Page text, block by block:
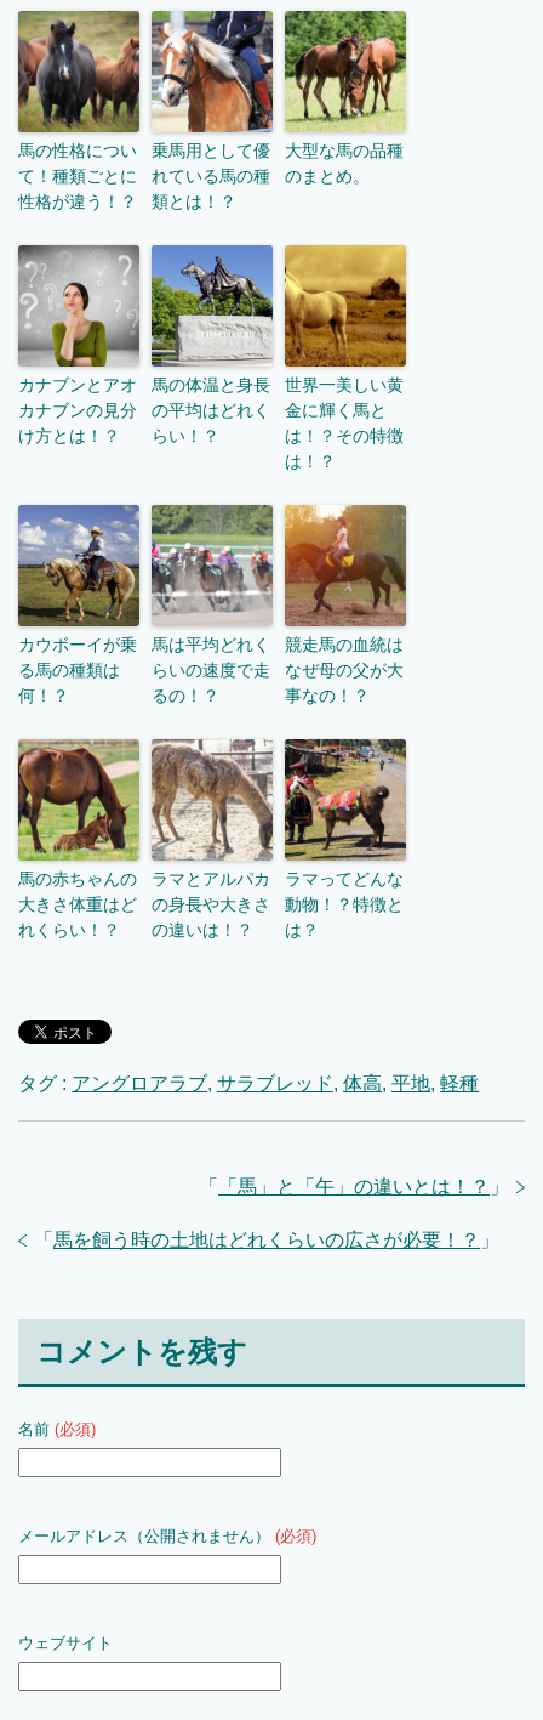
馬の性格につい
て！種類ごとに
性格が違う！？
乗馬用として優
れている馬の種
類とは！？
大型な馬の品種
のまとめ。
カナブンとアオ
カナブンの見分
け方とは！？
馬の体温と身長
の平均はどれく
らい！？
世界一美しい黄
金に輝く馬と
は！？その特徴
は！？
カウボーイが乗
る馬の種類は
何！？
馬は平均どれく
らいの速度で走
るの！？
競走馬の血統は
なぜ母の父が大
事なの！？
馬の赤ちゃんの
大きさ体重はど
れくらい！？
ラマとアルパカ
の身長や大きさ
の違いは！？
ラマってどんな
動物！？特徴と
は？
タグ : アングロアラブ, サラブレッド, 体高, 平地, 軽種
「 「馬」と「午」の違いとは！？ 」
「 馬を飼う時の土地はどれくらいの広さが必要！？ 」
コメントを残す
名前 (必須)
メールアドレス（公開されません） (必須)
ウェブサイト